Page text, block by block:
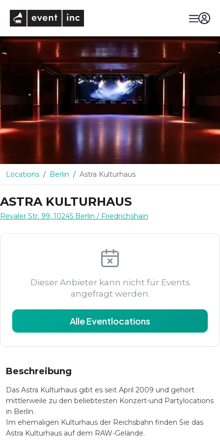
Locations Berlin Astra Kulturhaus
ASTRA KULTURHAUS
Revaler Str. 99, 10245 Berlin / Friedrichshain
Dieser Anbieter kann nicht für Events
angefragt werden.
Alle Eventlocations
Beschreibung
Das Astra Kulturhaus gibt es seit April 2009 und gehört
mittlerweile zu den beliebtesten Konzert-und Partylocations
in Berlin.
Im ehemaligen Kulturhaus der Reichsbahn finden Sie das
Astra Kulturhaus auf dem RAW-Gelände.